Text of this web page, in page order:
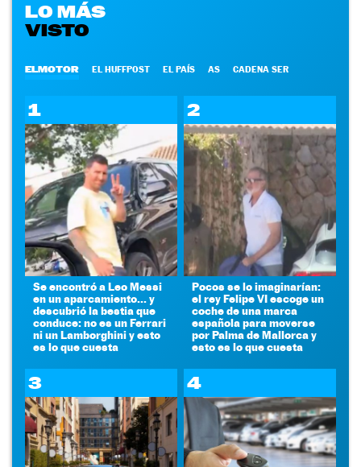
LO MÁS
VISTO
ELMOTOR EL HUFFPOST EL PAÍS AS CADENA SER
1
Se encontró a Leo Messi
en un aparcamiento... y
descubrió la bestia que
conduce: no es un Ferrari
ni un Lamborghini y esto
es lo que cuesta
2
Pocos se lo imaginarían:
el rey Felipe VI escoge un
coche de una marca
española para moverse
por Palma de Mallorca y
esto es lo que cuesta
3 4